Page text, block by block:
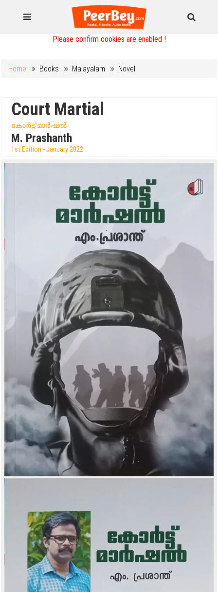
Please confirm cookies are enabled !
Home Books Malayalam Novel
Court Martial
കോർട്ട് മാർഷൽ
M. Prashanth
1st Edition - January 2022